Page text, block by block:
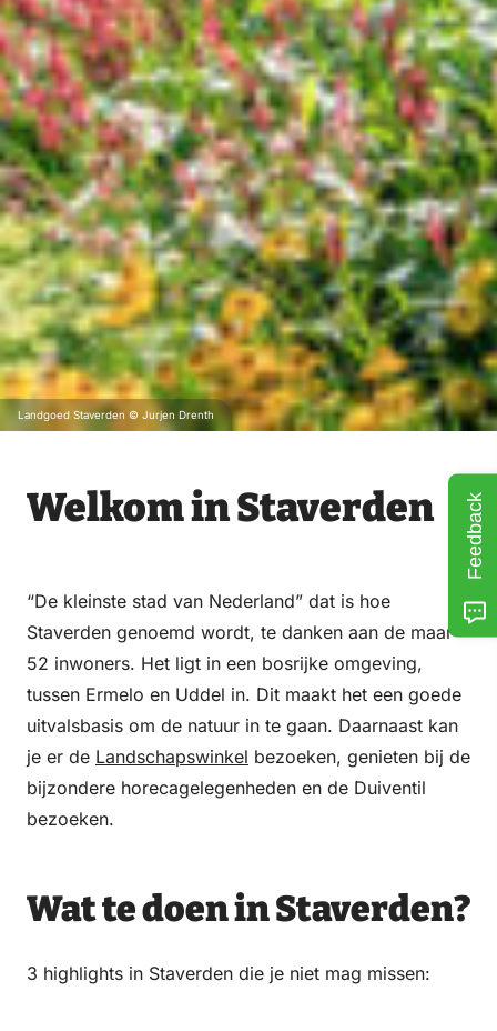
Landgoed Staverden © Jurjen Drenth
Welkom in Staverden
“De kleinste stad van Nederland” dat is hoe
Staverden genoemd wordt, te danken aan de maar
52 inwoners. Het ligt in een bosrijke omgeving,
tussen Ermelo en Uddel in. Dit maakt het een goede
uitvalsbasis om de natuur in te gaan. Daarnaast kan
je er de Landschapswinkel bezoeken, genieten bij de
bijzondere horecagelegenheden en de Duiventil
bezoeken.
Wat te doen in Staverden?
3 highlights in Staverden die je niet mag missen:
Feedback